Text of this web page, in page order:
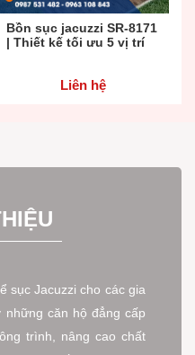
Bồn sục jacuzzi SR-8171
| Thiết kế tối ưu 5 vị trí
Liên hệ
sục Jacuzzi cho các gia
những căn hộ đẳng cấp
trình, nâng cao chất